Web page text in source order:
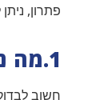
פתרון,
1.מה ניתן לעשות?
חשוב